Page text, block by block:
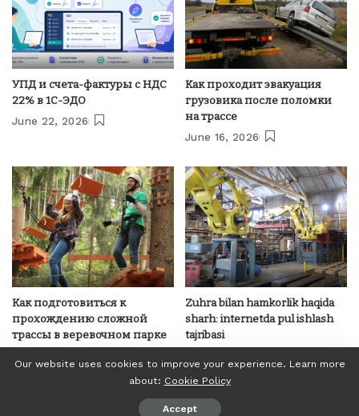
УПД и счета-фактуры с НДС
22% в 1С-ЭДО
June 22, 2026
Как проходит эвакуация
грузовика после поломки
на трассе
June 16, 2026
Как подготовиться к
прохождению сложной
трассы в веревочном парке
Zuhra bilan hamkorlik haqida
sharh: internetda pul ishlash
tajribasi
© Invest24News.com, 2018-2023. All Right Reserved.
Our website uses cookies to improve your experience. Learn more
about: Cookie Policy
Accept